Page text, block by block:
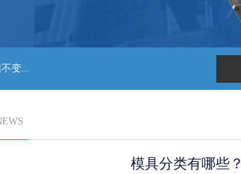
模具分类有哪些？